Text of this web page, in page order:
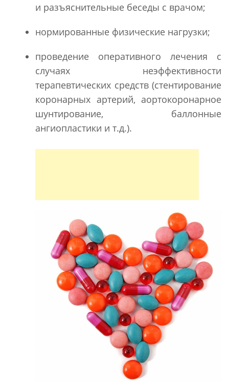
и разъяснительные беседы с врачом;
нормированные физические нагрузки;
проведение оперативного лечения с
случаях неэффективности
терапевтических средств (стентирование
коронарных артерий, аортокоронарное
шунтирование, баллонные
ангиопластики и т.д.).